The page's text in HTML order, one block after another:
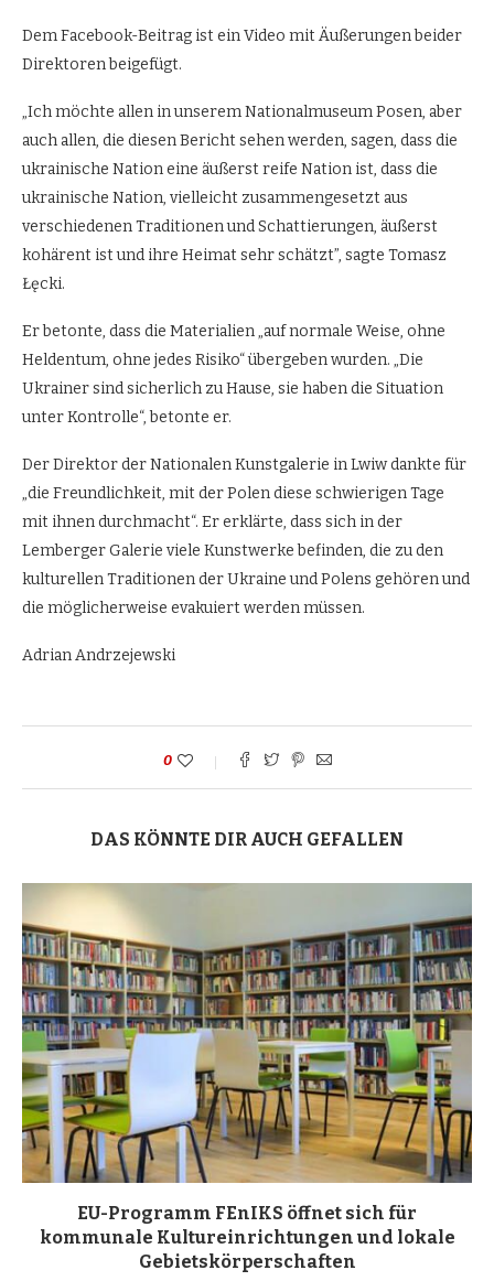
Dem Facebook-Beitrag ist ein Video mit Äußerungen beider
Direktoren beigefügt.
„Ich möchte allen in unserem Nationalmuseum Posen, aber
auch allen, die diesen Bericht sehen werden, sagen, dass die
ukrainische Nation eine äußerst reife Nation ist, dass die
ukrainische Nation, vielleicht zusammengesetzt aus
verschiedenen Traditionen und Schattierungen, äußerst
kohärent ist und ihre Heimat sehr schätzt”, sagte Tomasz
Łęcki.
Er betonte, dass die Materialien „auf normale Weise, ohne
Heldentum, ohne jedes Risiko“ übergeben wurden. „Die
Ukrainer sind sicherlich zu Hause, sie haben die Situation
unter Kontrolle“, betonte er.
Der Direktor der Nationalen Kunstgalerie in Lwiw dankte für
„die Freundlichkeit, mit der Polen diese schwierigen Tage
mit ihnen durchmacht“. Er erklärte, dass sich in der
Lemberger Galerie viele Kunstwerke befinden, die zu den
kulturellen Traditionen der Ukraine und Polens gehören und
die möglicherweise evakuiert werden müssen.
Adrian Andrzejewski
0
DAS KÖNNTE DIR AUCH GEFALLEN
EU-Programm FEnIKS öffnet sich für
kommunale Kultureinrichtungen und lokale
Gebietskörperschaften